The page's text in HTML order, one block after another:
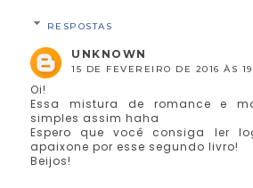
RESPOSTAS
UNKNOWN
15 DE FEVEREIRO DE 2016 ÀS
Oi!
Essa mistura de romance e
simples assim haha
Espero que você consiga ler
apaixone por esse segundo livro!
Beijos!